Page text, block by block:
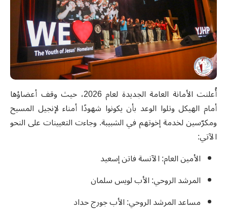
أُعلنت الأمانة العامة الجديدة لعام 2026، حيث وقف أعضاؤها
أمام الهيكل وتلوا الوعد بأن يكونوا شهودًا أمناء لإنجيل المسيح
ومكرّسين لخدمة إخوتهم في الشبيبة. وجاءت التعيينات على النحو
الآتي:
الأمين العام: الآنسة فاتن إسعيد
المرشد الروحي: الأب لويس سلمان
مساعد المرشد الروحي: الأب جورج حداد